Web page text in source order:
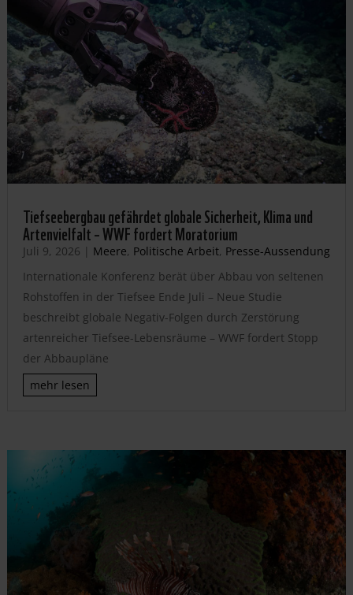
Tiefseebergbau gefährdet globale Sicherheit, Klima und
Artenvielfalt – WWF fordert Moratorium
Juli 9, 2026 | Meere, Politische Arbeit, Presse-Aussendung
Internationale Konferenz berät über Abbau von seltenen
Rohstoffen in der Tiefsee Ende Juli – Neue Studie
beschreibt globale Negativ-Folgen durch Zerstörung
artenreicher Tiefsee-Lebensräume – WWF fordert Stopp
der Abbaupläne
mehr lesen